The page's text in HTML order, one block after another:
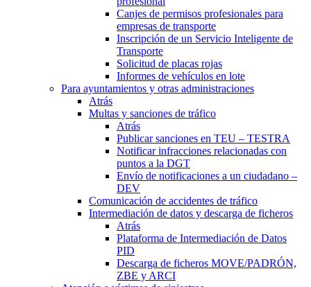
Canjes de permisos profesionales para
empresas de transporte
Inscripción de un Servicio Inteligente de
Transporte
Solicitud de placas rojas
Informes de vehículos en lote
Para ayuntamientos y otras administraciones
Atrás
Multas y sanciones de tráfico
Atrás
Publicar sanciones en TEU – TESTRA
Notificar infracciones relacionadas con
puntos a la DGT
Envío de notificaciones a un ciudadano –
DEV
Comunicación de accidentes de tráfico
Intermediación de datos y descarga de ficheros
Atrás
Plataforma de Intermediación de Datos
PID
Descarga de ficheros MOVE/PADRÓN,
ZBE y ARCI